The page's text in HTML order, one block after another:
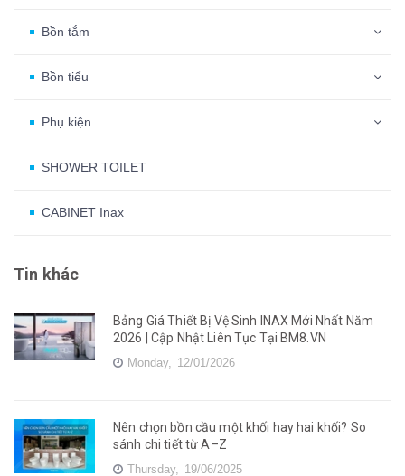
Bồn tắm
Bồn tiểu
Phụ kiện
SHOWER TOILET
CABINET Inax
Tin khác
Bảng Giá Thiết Bị Vệ Sinh INAX Mới Nhất Năm
2026 | Cập Nhật Liên Tục Tại BM8.VN
Monday, 12/01/2026
Nên chọn bồn cầu một khối hay hai khối? So
sánh chi tiết từ A–Z
Thursday, 19/06/2025